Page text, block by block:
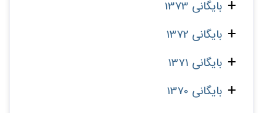
بایگانی 1373
بایگانی 1372
بایگانی 1371
بایگانی 1370